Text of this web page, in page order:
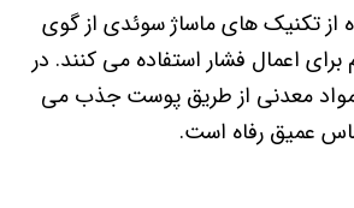
از تکنیک های ماساژ سوئدی از گوی
اعمال فشار استفاده می کنند. در
مواد معدنی از طریق پوست جذب می
عمیق رفاه است.